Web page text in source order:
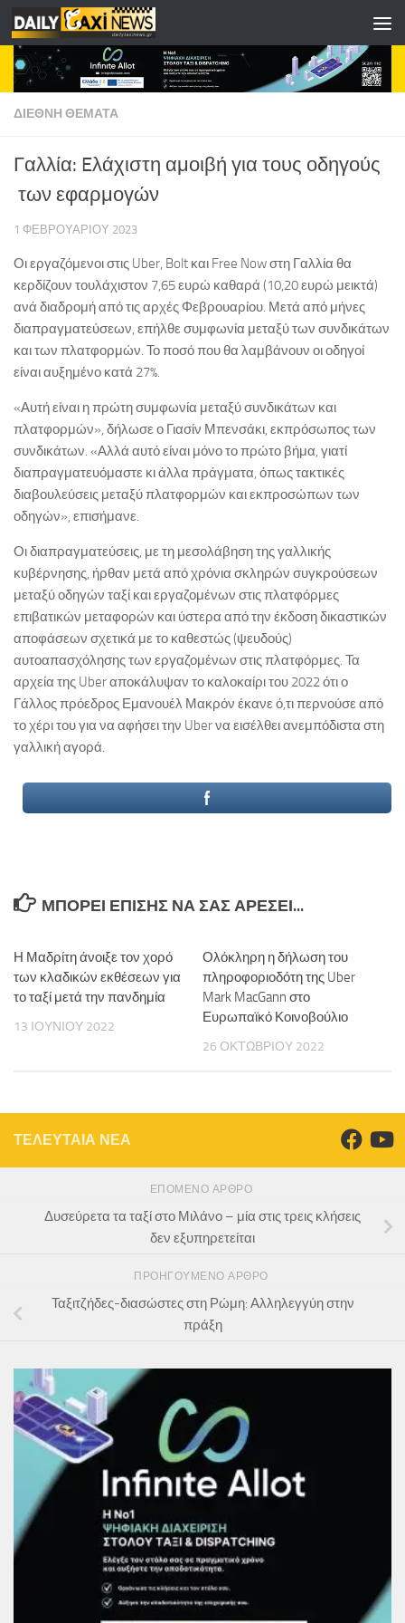
Skip to content
ΔΙΕΘΝΗ ΘΕΜΑΤΑ
Γαλλία: Eλάχιστη αμοιβή για τους οδηγούς
των εφαρμογών
1 ΦΕΒΡΟΥΑΡΊΟΥ 2023
Οι εργαζόμενοι στις Uber, Bolt και Free Now στη Γαλλία θα
κερδίζουν τουλάχιστον 7,65 ευρώ καθαρά (10,20 ευρώ μεικτά)
ανά διαδρομή από τις αρχές Φεβρουαρίου. Μετά από μήνες
διαπραγματεύσεων, επήλθε συμφωνία μεταξύ των συνδικάτων
και των πλατφορμών. Το ποσό που θα λαμβάνουν οι οδηγοί
είναι αυξημένο κατά 27%.
«Αυτή είναι η πρώτη συμφωνία μεταξύ συνδικάτων και
πλατφορμών», δήλωσε ο Γιασίν Μπενσάκι, εκπρόσωπος των
συνδικάτων. «Αλλά αυτό είναι μόνο το πρώτο βήμα, γιατί
διαπραγματευόμαστε κι άλλα πράγματα, όπως τακτικές
διαβουλεύσεις μεταξύ πλατφορμών και εκπροσώπων των
οδηγών», επισήμανε.
Οι διαπραγματεύσεις, με τη μεσολάβηση της γαλλικής
κυβέρνησης, ήρθαν μετά από χρόνια σκληρών συγκρούσεων
μεταξύ οδηγών ταξί και εργαζομένων στις πλατφόρμες
επιβατικών μεταφορών και ύστερα από την έκδοση δικαστικών
αποφάσεων σχετικά με το καθεστώς (ψευδούς)
αυτοαπασχόλησης των εργαζομένων στις πλατφόρμες. Τα
αρχεία της Uber αποκάλυψαν το καλοκαίρι του 2022 ότι ο
Γάλλος πρόεδρος Εμανουέλ Μακρόν έκανε ό,τι περνούσε από
το χέρι του για να αφήσει την Uber να εισέλθει ανεμπόδιστα στη
γαλλική αγορά.
ΜΠΟΡΕΊ ΕΠΊΣΗΣ ΝΑ ΣΑΣ ΑΡΈΣΕΙ...
Η Μαδρίτη άνοιξε τον χορό
των κλαδικών εκθέσεων για
το ταξί μετά την πανδημία
13 ΙΟΥΝΊΟΥ 2022
Ολόκληρη η δήλωση του
πληροφοριοδότη της Uber
Mark MacGann στο
Ευρωπαϊκό Κοινοβούλιο
26 ΟΚΤΩΒΡΊΟΥ 2022
ΤΕΛΕΥΤΑΙΑ ΝΕΑ
ΕΠΌΜΕΝΟ ΆΡΘΡΟ
Δυσεύρετα τα ταξί στο Μιλάνο – μία στις τρεις κλήσεις
δεν εξυπηρετείται
ΠΡΟΗΓΟΎΜΕΝΟ ΆΡΘΡΟ
Ταξιτζήδες-διασώστες στη Ρώμη: Αλληλεγγύη στην
πράξη